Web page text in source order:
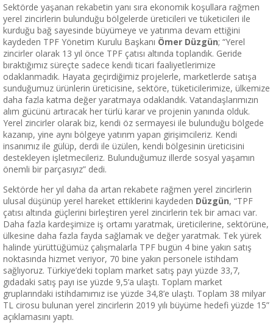
Sektörde yaşanan rekabetin yanı sıra ekonomik koşullara rağmen
yerel zincirlerin bulunduğu bölgelerde üreticileri ve tüketicileri ile
kurduğu bağ sayesinde büyümeye ve yatırıma devam ettiğini
kaydeden TPF Yönetim Kurulu Başkanı Ömer Düzgün; “Yerel
zincirler olarak 13 yıl önce TPF çatısı altında toplandık. Geride
bıraktığımız süreçte sadece kendi ticari faaliyetlerimize
odaklanmadık. Hayata geçirdiğimiz projelerle, marketlerde satışa
sunduğumuz ürünlerin üreticisine, sektöre, tüketicilerimize, ülkemize
daha fazla katma değer yaratmaya odaklandık. Vatandaşlarımızın
alım gücünü artıracak her türlü karar ve projenin yanında olduk.
Yerel zincirler olarak biz, kendi öz sermayesi ile bulunduğu bölgede
kazanıp, yine aynı bölgeye yatırım yapan girişimcileriz. Kendi
insanımız ile gülüp, derdi ile üzülen, kendi bölgesinin üreticisini
destekleyen işletmecileriz. Bulunduğumuz illerde sosyal yaşamın
önemli bir parçasıyız” dedi.
Sektörde her yıl daha da artan rekabete rağmen yerel zincirlerin
ulusal düşünüp yerel hareket ettiklerini kaydeden Düzgün, “TPF
çatısı altında güçlerini birleştiren yerel zincirlerin tek bir amacı var.
Daha fazla kardeşimize iş ortamı yaratmak, üreticilerine, sektörüne,
ülkesine daha fazla fayda sağlamak ve değer yaratmak. Tek yürek
halinde yürüttüğümüz çalışmalarla TPF bugün 4 bine yakın satış
noktasında hizmet veriyor, 70 bine yakın personele istihdam
sağlıyoruz. Türkiye’deki toplam market satış payı yüzde 33,7,
gıdadaki satış payı ise yüzde 9,5’a ulaştı. Toplam market
gruplarındaki istihdamımız ise yüzde 34,8’e ulaştı. Toplam 38 milyar
TL cirosu bulunan yerel zincirlerin 2019 yılı büyüme hedefi yüzde 15”
açıklamasını yaptı.